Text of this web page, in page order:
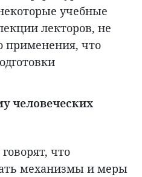
учебные
лекторов, не
применения, что
человеческих
что
механизмы и меры